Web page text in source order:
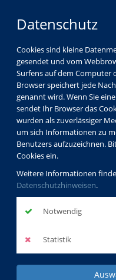
Datenschutz
Cookies sind kleine
gesendet und vom
Surfens auf dem Computer
Browser speichert jede
genannt wird. Wenn Sie
sendet Ihr Browser das
wurden als zuverlässiger
um sich Informationen zu
Benutzers aufzuzeichnen.
Cookies ein.
Weitere Informationen
Datenschutzhinweisen.
Notwendig
Statistik
Testen Sie
Testen Sie in diesem 20-